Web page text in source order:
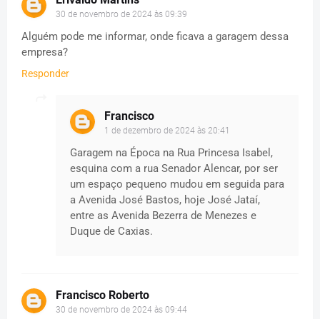
30 de novembro de 2024 às 09:39
Alguém pode me informar, onde ficava a garagem dessa
empresa?
Responder
Francisco
1 de dezembro de 2024 às 20:41
Garagem na Época na Rua Princesa Isabel,
esquina com a rua Senador Alencar, por ser
um espaço pequeno mudou em seguida para
a Avenida José Bastos, hoje José Jataí,
entre as Avenida Bezerra de Menezes e
Duque de Caxias.
Francisco Roberto
30 de novembro de 2024 às 09:44